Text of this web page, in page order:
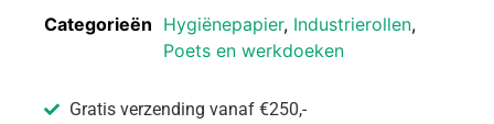
Categorieën Hygiënepapier, Industrierollen,
Poets en werkdoeken
Gratis verzending vanaf €250,-